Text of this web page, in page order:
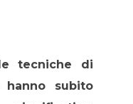
le tecniche di
hanno subito